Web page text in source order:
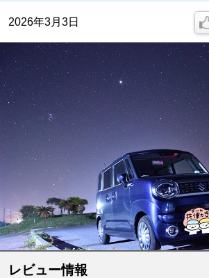
2026年3月3日
レビュー情報